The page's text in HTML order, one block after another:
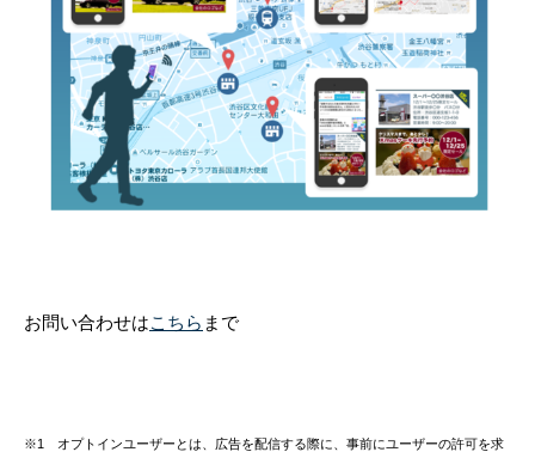
お問い合わせはこちら まで
※1 オプトインユーザーとは、 広告を配信する際に、事前にユーザーの許可を求